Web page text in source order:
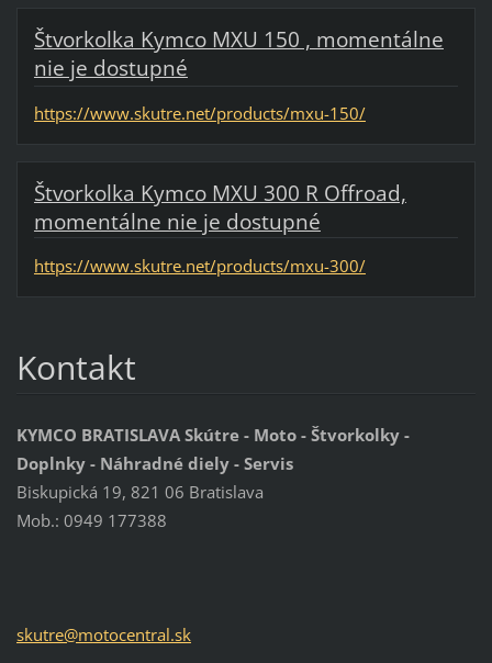
Štvorkolka Kymco MXU 150 , momentálne
nie je dostupné
https://www.skutre.net/products/mxu-150/
Štvorkolka Kymco MXU 300 R Offroad,
momentálne nie je dostupné
https://www.skutre.net/products/mxu-300/
Kontakt
KYMCO BRATISLAVA Skútre - Moto - Štvorkolky -
Doplnky - Náhradné diely - Servis
Biskupická 19, 821 06 Bratislava
Mob.: 0949 177388
skutre@motocentral.sk